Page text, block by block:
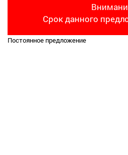
Срок данного
Постоянное предложение